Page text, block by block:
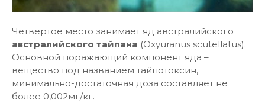
Четвертое место занимает яд австралийского
австралийского тайпана (Oxyuranus scutellatus).
Основной поражающий компонент яда –
вещество под названием тайпотоксин,
минимально-достаточная доза составляет не
более 0,002мг/кг.